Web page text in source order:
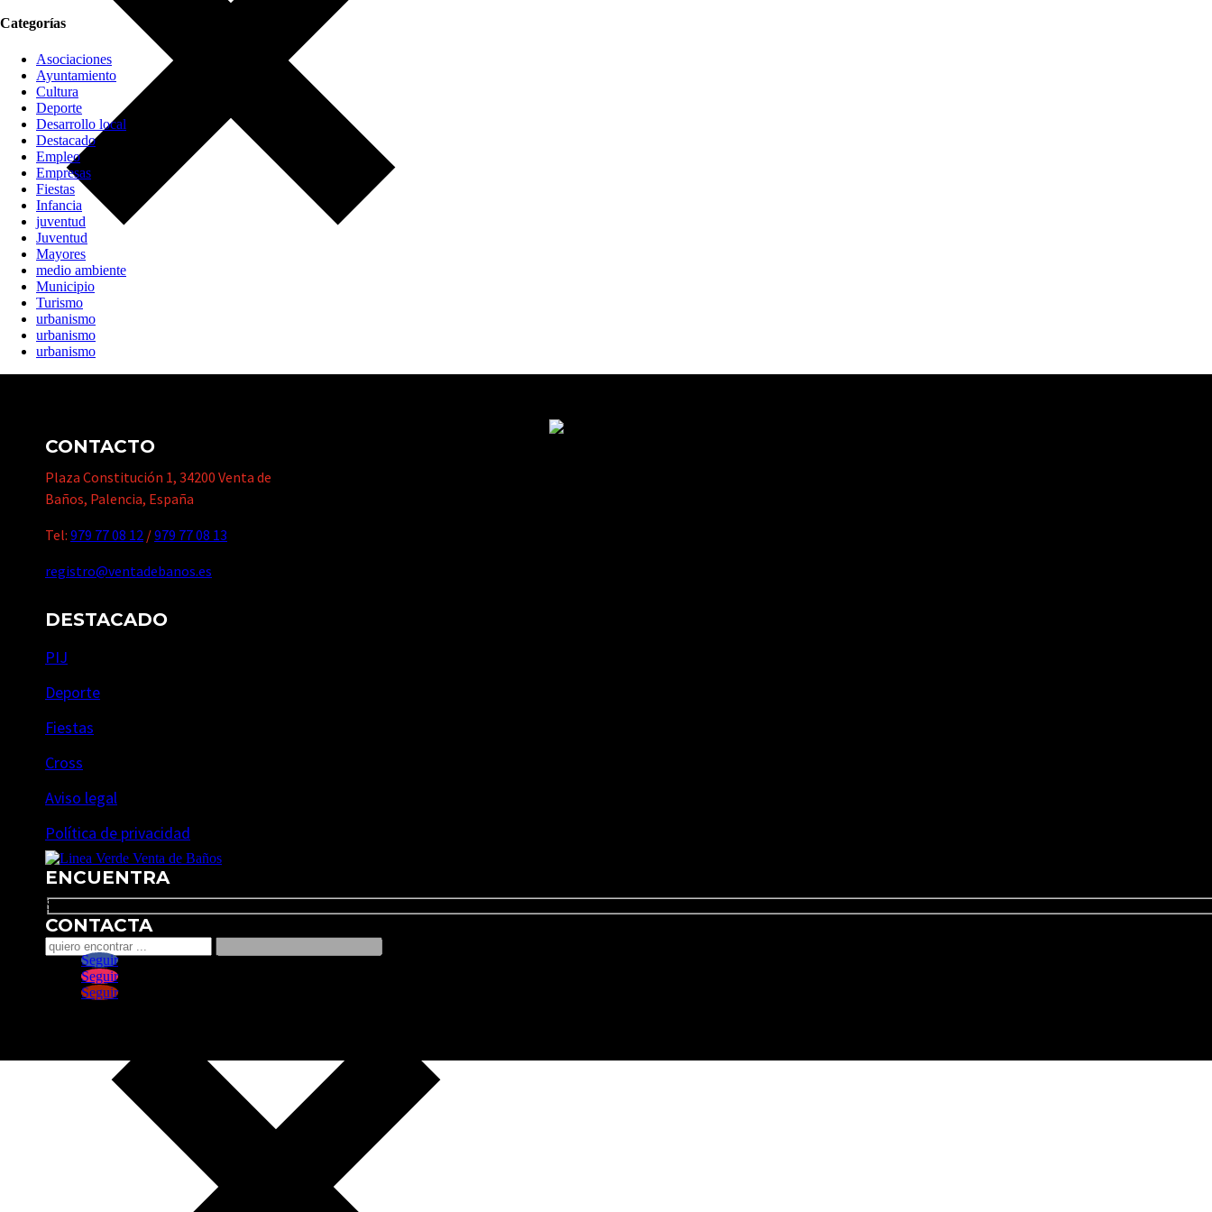
Categorías
Asociaciones
Ayuntamiento
Cultura
Deporte
Desarrollo local
Destacado
Empleo
Empresas
Fiestas
Infancia
juventud
Juventud
Mayores
medio ambiente
Municipio
Turismo
urbanismo
urbanismo
urbanismo
CONTACTO
Plaza Constitución 1, 34200 Venta de
Baños, Palencia, España
Tel: 979 77 08 12 /979 77 08 13
registro@ventadebanos.es
DESTACADO
PIJ
Deporte
Fiestas
Cross
Aviso legal
Política de privacidad
ENCUENTRA
Search
CONTACTA
Seguir
Seguir
Seguir